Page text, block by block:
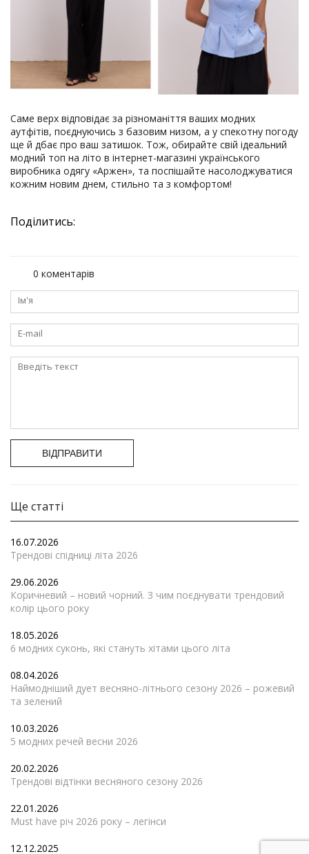
Саме верх відповідає за різноманіття ваших модних
аутфітів, поєднуючись з базовим низом, а у спекотну погоду
ще й дбає про ваш затишок. Тож, обирайте свій ідеальний
модний топ на літо в інтернет-магазині українського
виробника одягу «Аржен», та поспішайте насолоджуватися
кожним новим днем, стильно та з комфортом!
Поділитись:
0 коментарів
ВІДПРАВИТИ
Ще статті
16.07.2026
Трендові спідниці літа 2026
29.06.2026
Коричневий – новий чорний. З чим поєднувати трендовий
колір цього року
18.05.2026
6 модних суконь, які стануть хітами цього літа
08.04.2026
Наймодніший дует весняно-літнього сезону 2026 – рожевий
та зелений
10.03.2026
5 модних речей весни 2026
20.02.2026
Трендові відтінки весняного сезону 2026
22.01.2026
Must have річ 2026 року – легінси
12.12.2025